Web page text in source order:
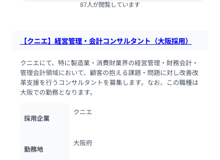
87人が閲覧しています
【クニエ】経営管理・会計コンサルタント（大阪採用）
クニエにて、特に製造業・消費財業界の経営管理・財務会計・
管理会計領域において、顧客の抱える課題・問題に対し改善改
革支援を行うコンサルタントを募集します。なお、この職種は
大阪での勤務となります。
採用企業
クニエ
勤務地
大阪府